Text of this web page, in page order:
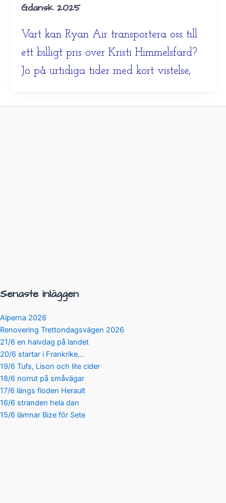
Gdansk 2025
Vart kan Ryan Air transportera oss till
ett billigt pris över Kristi Himmelsfärd?
Jo på urtidiga tider med kort vistelse,
Senaste inläggen
Alperna 2026
Renovering Trettondagsvägen 2026
21/6 en halvdag på landet
20/6 startar i Frankrike…
19/6 Tufs, Lison och lite cider
18/6 norrut på småvägar
17/6 längs floden Herault
16/6 stranden hela dan
15/6 lämnar Bize för Sete